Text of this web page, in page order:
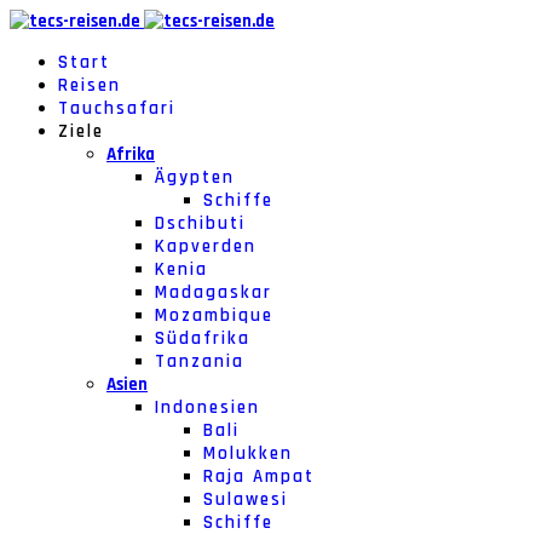
Start
Reisen
Tauchsafari
Ziele
Afrika
Ägypten
Schiffe
Dschibuti
Kapverden
Kenia
Madagaskar
Mozambique
Südafrika
Tanzania
Asien
Indonesien
Bali
Molukken
Raja Ampat
Sulawesi
Schiffe